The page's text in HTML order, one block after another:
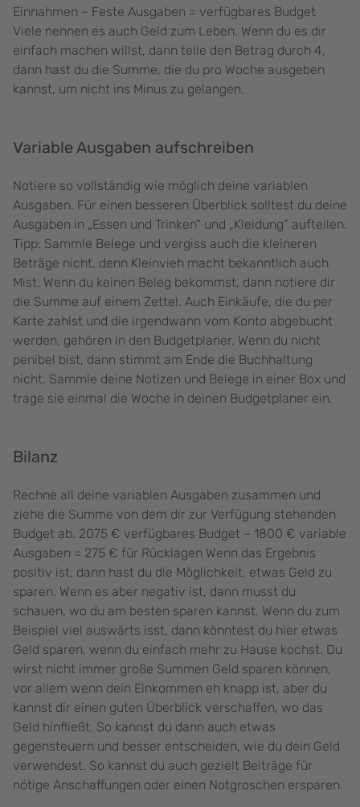
Einnahmen – Feste Ausgaben = verfügbares Budget
Viele nennen es auch Geld zum Leben. Wenn du es dir
einfach machen willst, dann teile den Betrag durch 4,
dann hast du die Summe, die du pro Woche ausgeben
kannst, um nicht ins Minus zu gelangen.
Variable Ausgaben aufschreiben
Notiere so vollständig wie möglich deine variablen
Ausgaben. Für einen besseren Überblick solltest du deine
Ausgaben in „Essen und Trinken“ und „Kleidung“ aufteilen.
Tipp: Sammle Belege und vergiss auch die kleineren
Beträge nicht, denn Kleinvieh macht bekanntlich auch
Mist. Wenn du keinen Beleg bekommst, dann notiere dir
die Summe auf einem Zettel. Auch Einkäufe, die du per
Karte zahlst und die irgendwann vom Konto abgebucht
werden, gehören in den Budgetplaner. Wenn du nicht
penibel bist, dann stimmt am Ende die Buchhaltung
nicht. Sammle deine Notizen und Belege in einer Box und
trage sie einmal die Woche in deinen Budgetplaner ein.
Bilanz
Rechne all deine variablen Ausgaben zusammen und
ziehe die Summe von dem dir zur Verfügung stehenden
Budget ab. 2075 € verfügbares Budget – 1800 € variable
Ausgaben = 275 € für Rücklagen Wenn das Ergebnis
positiv ist, dann hast du die Möglichkeit, etwas Geld zu
sparen. Wenn es aber negativ ist, dann musst du
schauen, wo du am besten sparen kannst. Wenn du zum
Beispiel viel auswärts isst, dann könntest du hier etwas
Geld sparen, wenn du einfach mehr zu Hause kochst. Du
wirst nicht immer große Summen Geld sparen können,
vor allem wenn dein Einkommen eh knapp ist, aber du
kannst dir einen guten Überblick verschaffen, wo das
Geld hinfließt. So kannst du dann auch etwas
gegensteuern und besser entscheiden, wie du dein Geld
verwendest. So kannst du auch gezielt Beiträge für
nötige Anschaffungen oder einen Notgroschen ersparen.